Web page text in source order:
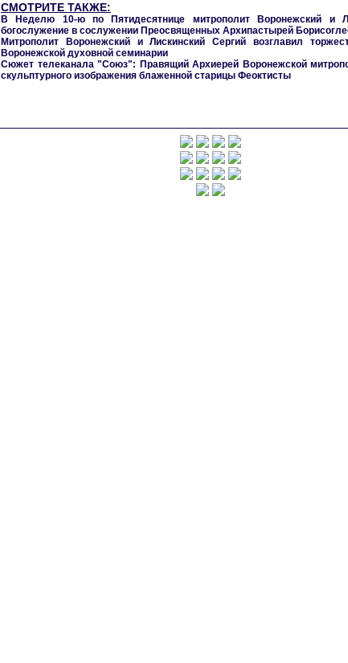
СМОТРИТЕ ТАКЖЕ:
В Неделю 10-ю по Пятидесятнице митрополит Воронежский и
богослужение в сослужении Преосвященных Архипастырей
Митрополит Воронежский и Лискинский Сергий возглавил
Воронежской духовной семинарии
Сюжет телеканала "Союз": Правящий Архиерей Воронежской
скульптурного изображения блаженной старицы Феоктисты